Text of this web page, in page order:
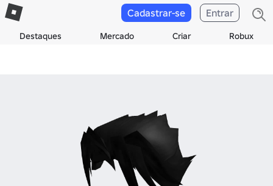
Destaques Mercado Criar Robux
Cadastrar-se Entrar